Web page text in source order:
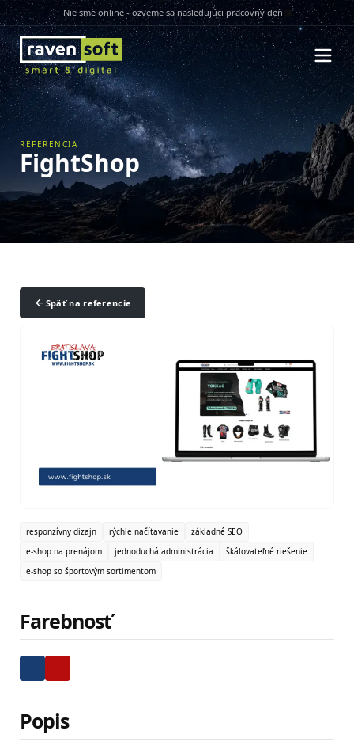
Nie sme online - ozveme sa nasledujúci pracovný deň
REFERENCIA
FightShop
Späť na referencie
responzívny dizajn rýchle načítavanie
základné SEO
e-shop na prenájom
jednoduchá administrácia
škálovateľné riešenie
e-shop so športovým sortimentom
Farebnosť
Popis